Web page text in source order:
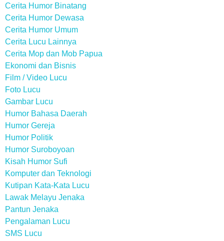
Cerita Humor Binatang
Cerita Humor Dewasa
Cerita Humor Umum
Cerita Lucu Lainnya
Cerita Mop dan Mob Papua
Ekonomi dan Bisnis
Film / Video Lucu
Foto Lucu
Gambar Lucu
Humor Bahasa Daerah
Humor Gereja
Humor Politik
Humor Suroboyoan
Kisah Humor Sufi
Komputer dan Teknologi
Kutipan Kata-Kata Lucu
Lawak Melayu Jenaka
Pantun Jenaka
Pengalaman Lucu
SMS Lucu